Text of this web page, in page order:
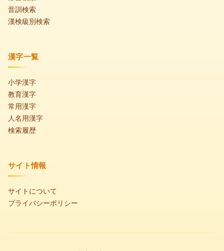
音訓検索
漢検級別検索
漢字一覧
小学漢字
教育漢字
常用漢字
人名用漢字
検索履歴
サイト情報
サイトについて
プライバシーポリシー